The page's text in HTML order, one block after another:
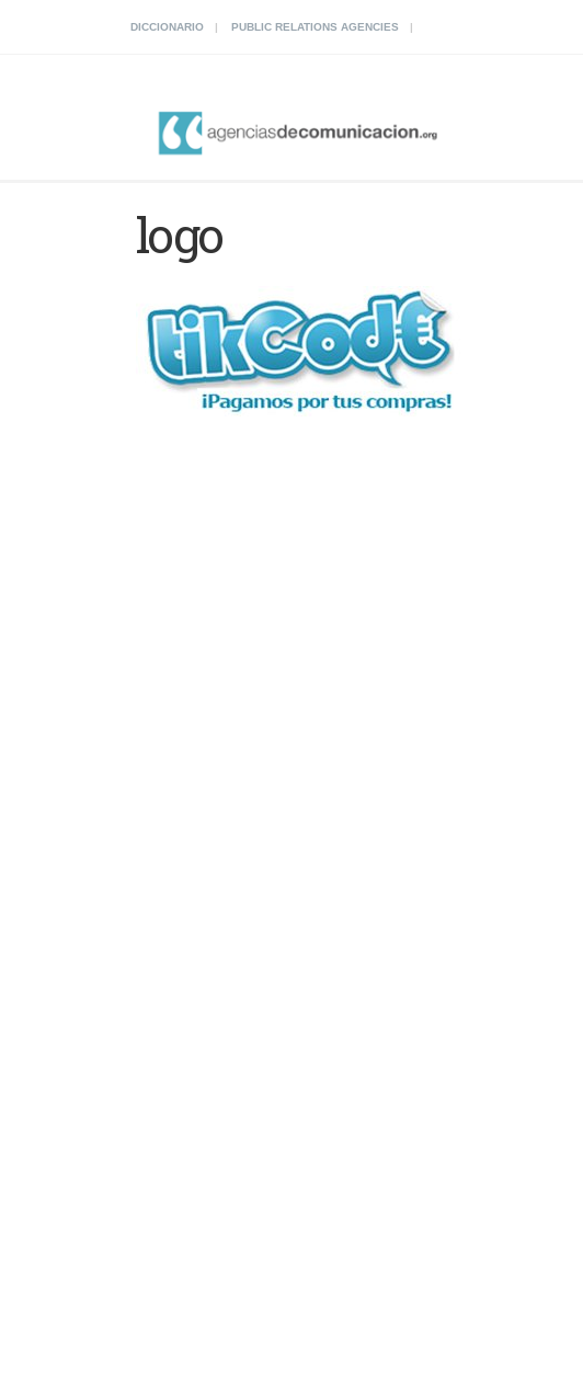
DICCIONARIO PUBLIC RELATIONS AGENCIES
logo